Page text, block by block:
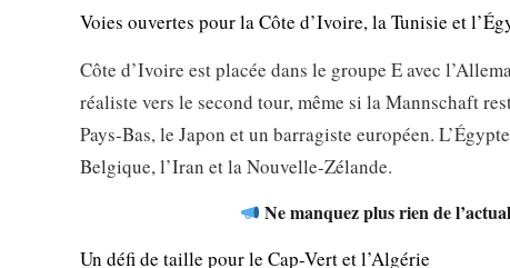
Voies ouvertes pour la Côte d’Ivoire, la Tunisie et
Côte d’Ivoire est placée dans le groupe E avec
réaliste vers le second tour, même si la Mannschaft
Pays-Bas, le Japon et un barragiste européen.
Belgique, l’Iran et la Nouvelle-Zélande.
Ne manquez plus rien de
Un défi de taille pour le Cap-Vert et l’Algérie